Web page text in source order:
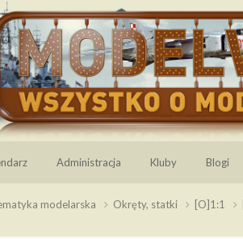
Administracja Kluby Blogi
modelarska Okręty, statki [O]1:1